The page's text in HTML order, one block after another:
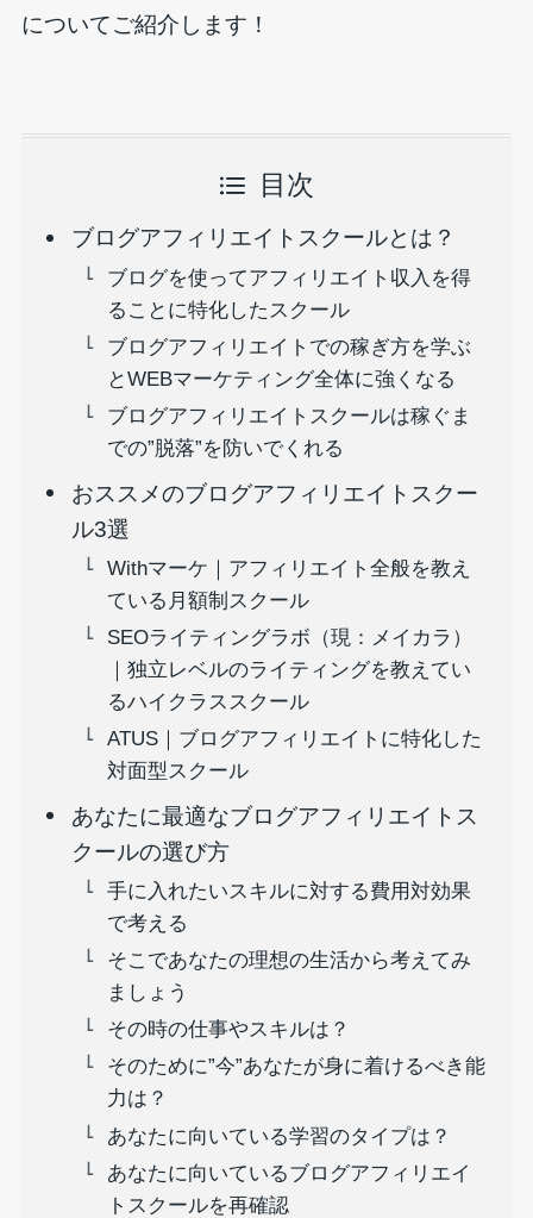
についてご紹介します！
目次
ブログアフィリエイトスクールとは？
ブログを使ってアフィリエイト収入を得
ることに特化したスクール
ブログアフィリエイトでの稼ぎ方を学ぶ
とWEBマーケティング全体に強くなる
ブログアフィリエイトスクールは稼ぐま
での”脱落”を防いでくれる
おススメのブログアフィリエイトスクー
ル3選
Withマーケ｜アフィリエイト全般を教え
ている月額制スクール
SEOライティングラボ（現：メイカラ）
｜独立レベルのライティングを教えてい
るハイクラススクール
ATUS｜ブログアフィリエイトに特化した
対面型スクール
あなたに最適なブログアフィリエイトス
クールの選び方
手に入れたいスキルに対する費用対効果
で考える
そこであなたの理想の生活から考えてみ
ましょう
その時の仕事やスキルは？
そのために”今”あなたが身に着けるべき能
力は？
あなたに向いている学習のタイプは？
あなたに向いているブログアフィリエイ
トスクールを再確認